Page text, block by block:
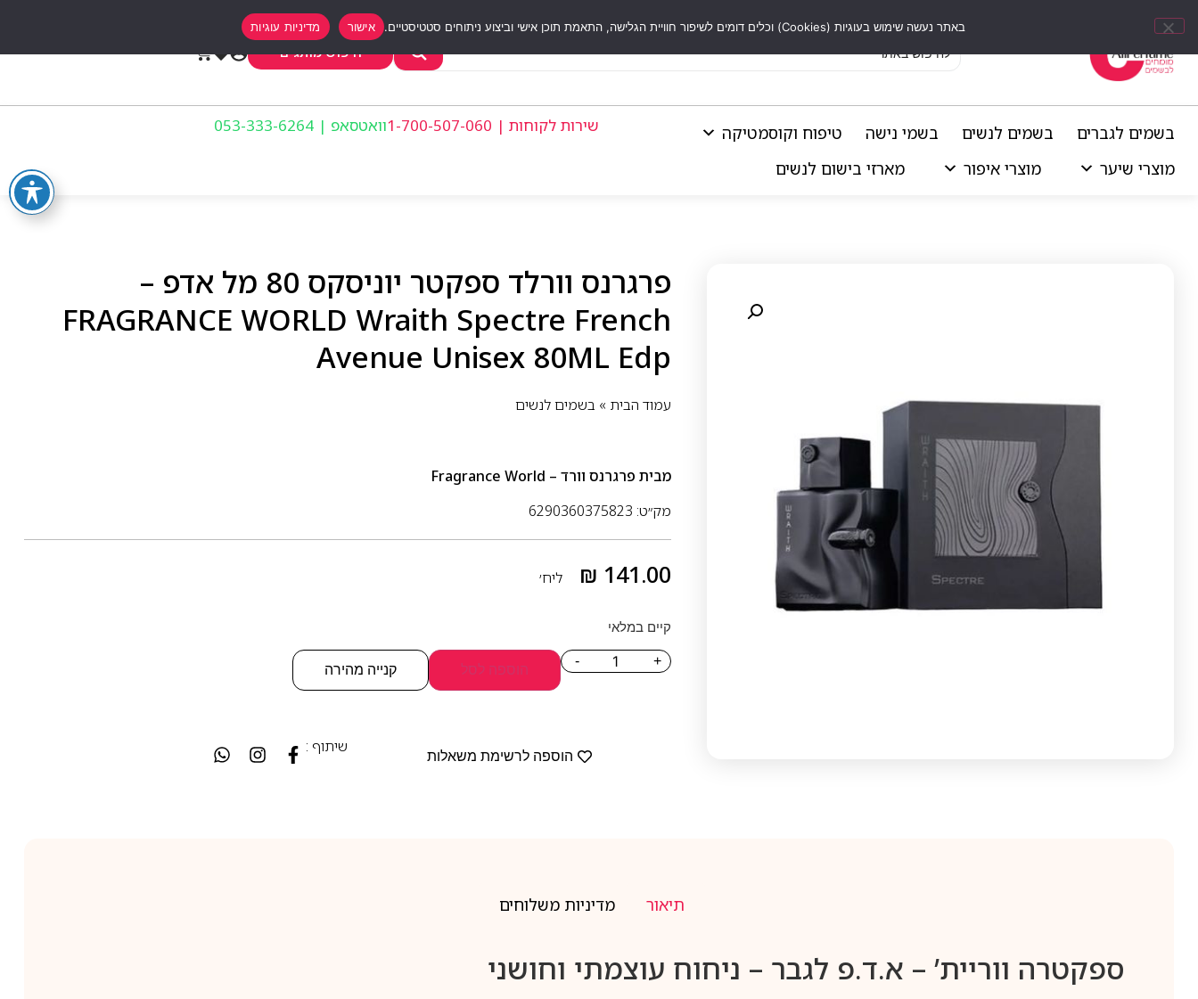
חיפוש מותגים
בשמים לגברים בשמים לנשים בשמי נישה
טיפוח וקוסמטיקה
מוצרי שיער
מוצרי איפור מארזי בישום לנשים
שירות לקוחות | 1-700-507-060 וואטסאפ | 053-333-6264
פרגרנס וורלד ספקטר יוניסקס 80 מל אדפ –
FRAGRANCE WORLD Wraith Spectre French
Avenue Unisex 80ML Edp
עמוד הבית » בשמים לנשים
מבית פרגרנס וורד – Fragrance World
מק״ט: 6290360375823
₪ 141.00 ליח׳
קיים במלאי
- +
הוספה לסל קנייה מהירה
הוספה לרשימת משאלות
שיתוף :
תיאור מדיניות משלוחים
ספקטרה ווריית’ – א.ד.פ לגבר – ניחוח עוצמתי וחושני
באתר נעשה שימוש בעוגיות (Cookies) וכלים דומים לשיפור חוויית הגלישה, התאמת תוכן אישי וביצוע ניתוחים סטטיסטיים. אישור מדיניות עוגיות